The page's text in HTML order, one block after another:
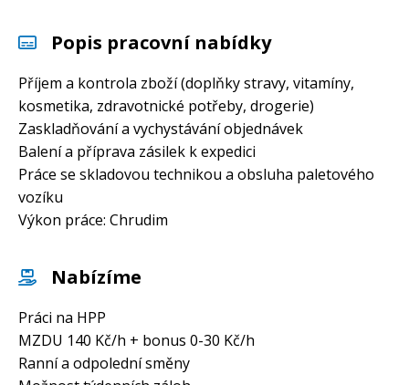
Popis pracovní nabídky
Příjem a kontrola zboží (doplňky stravy, vitamíny,
kosmetika, zdravotnické potřeby, drogerie)
Zaskladňování a vychystávání objednávek
Balení a příprava zásilek k expedici
Práce se skladovou technikou a obsluha paletového
vozíku
Výkon práce: Chrudim
Nabízíme
Práci na HPP
MZDU 140 Kč/h + bonus 0-30 Kč/h
Ranní a odpolední směny